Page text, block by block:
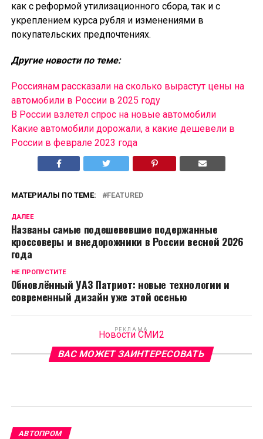
как с реформой утилизационного сбора, так и с
укреплением курса рубля и изменениями в
покупательских предпочтениях.
Другие новости по теме:
Россиянам рассказали на сколько вырастут цены на
автомобили в России в 2025 году
В России взлетел спрос на новые автомобили
Какие автомобили дорожали, а какие дешевели в
России в феврале 2023 года
МАТЕРИАЛЫ ПО ТЕМЕ: FEATURED
ДАЛЕЕ
Названы самые подешевевшие подержанные
кроссоверы и внедорожники в России весной 2026
года
НЕ ПРОПУСТИТЕ
Обновлённый УАЗ Патриот: новые технологии и
современный дизайн уже этой осенью
РЕКЛАМА
Новости СМИ2
ВАС МОЖЕТ ЗАИНТЕРЕСОВАТЬ
АВТОПРОМ